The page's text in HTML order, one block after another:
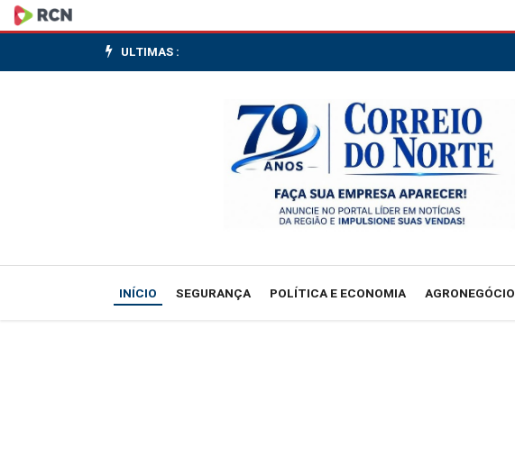
Rio,
Petrobras
para
ULTIMAS :
INÍCIO SEGURANÇA POLÍTICA E ECONOMIA AGRONEGÓCIO